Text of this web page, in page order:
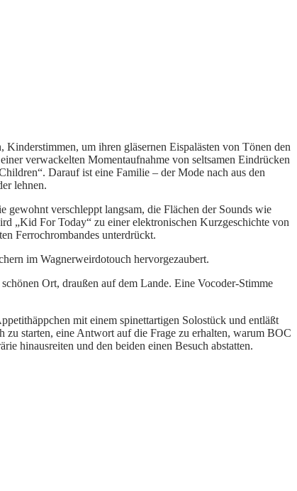
um ihren gläsernen Eispalästen von Tönen den
verwackelten Momentaufnahme von seltsamen Eindrücken
Darauf ist eine Familie – der Mode nach aus den
lehnen.
gewohnt verschleppt langsam, die Flächen der Sounds wie
„Kid For Today“ zu einer elektronischen Kurzgeschichte von
Ferrochrombandes unterdrückt.
im Wagnerweirdotouch hervorgezaubert.
Ort, draußen auf dem Lande. Eine Vocoder-Stimme
mit einem spinettartigen Solostück und entläßt
zu starten, eine Antwort auf die Frage zu erhalten, warum BOC
hinausreiten und den beiden einen Besuch abstatten.